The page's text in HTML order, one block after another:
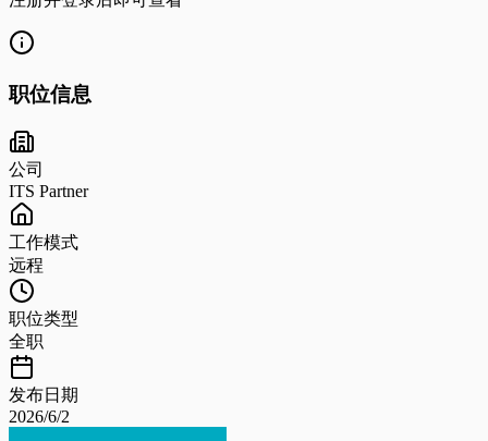
职位信息
公司
ITS Partner
工作模式
远程
职位类型
全职
发布日期
2026/6/2